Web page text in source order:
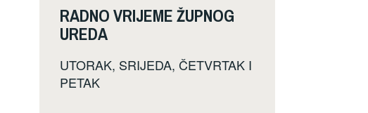
RADNO VRIJEME ŽUPNOG
UREDA
UTORAK, SRIJEDA, ČETVRTAK I
PETAK